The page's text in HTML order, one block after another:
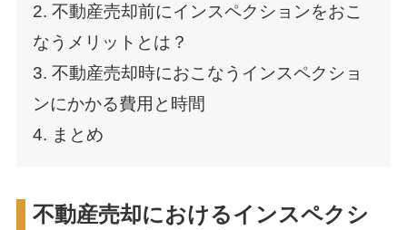
2. 不動産売却前にインスペクションをおこ
なうメリットとは？
3. 不動産売却時におこなうインスペクショ
ンにかかる費用と時間
4. まとめ
不動産売却におけるインスペクシ